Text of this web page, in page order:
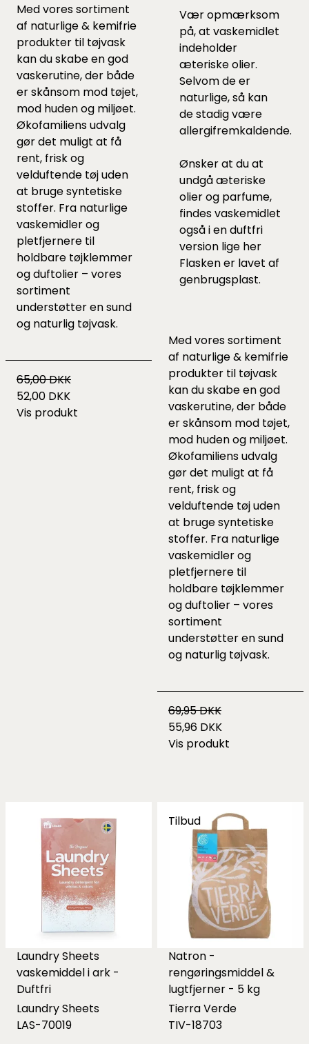
Med vores sortiment
af naturlige & kemifrie
produkter til tøjvask
kan du skabe en god
vaskerutine, der både
er skånsom mod tøjet,
mod huden og miljøet.
Økofamiliens udvalg
gør det muligt at få
rent, frisk og
velduftende tøj uden
at bruge syntetiske
stoffer. Fra naturlige
vaskemidler og
pletfjernere til
holdbare tøjklemmer
og duftolier – vores
sortiment
understøtter en sund
og naturlig tøjvask.
65,00 DKK
52,00 DKK
Vis produkt
Vær opmærksom
på, at vaskemidlet
indeholder
æteriske olier.
Selvom de er
naturlige, så kan
de stadig være
allergifremkaldende.
Ønsker at du at
undgå æteriske
olier og parfume,
findes vaskemidlet
også i en duftfri
version lige her
Flasken er lavet af
genbrugsplast.
Med vores sortiment
af naturlige & kemifrie
produkter til tøjvask
kan du skabe en god
vaskerutine, der både
er skånsom mod tøjet,
mod huden og miljøet.
Økofamiliens udvalg
gør det muligt at få
rent, frisk og
velduftende tøj uden
at bruge syntetiske
stoffer. Fra naturlige
vaskemidler og
pletfjernere til
holdbare tøjklemmer
og duftolier – vores
sortiment
understøtter en sund
og naturlig tøjvask.
69,95 DKK
55,96 DKK
Vis produkt
Laundry Sheets
vaskemiddel i ark -
Duftfri
Laundry Sheets
LAS-70019
Tilbud
Natron -
rengøringsmiddel &
lugtfjerner - 5 kg
Tierra Verde
TIV-18703